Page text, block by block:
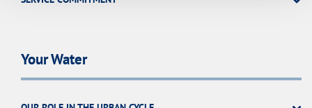
Your Water